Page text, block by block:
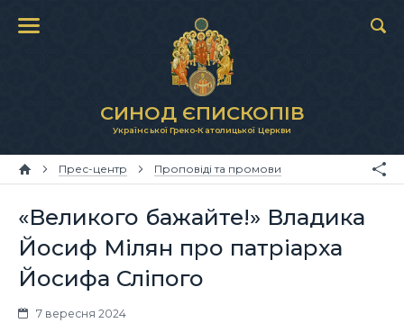
СИНОД ЄПИСКОПІВ
Української Греко-Католицької Церкви
Прес-центр Проповіді та промови
«Великого бажайте!» Владика
Йосиф Мілян про патріарха
Йосифа Сліпого
7 вересня 2024